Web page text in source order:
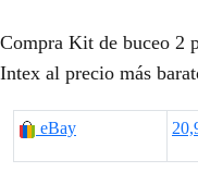
Compra Kit de buceo 2
Intex al precio más
eBay